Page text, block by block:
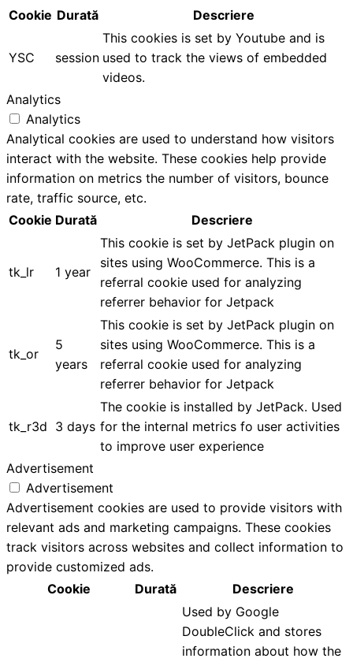
Cookie Durată Descriere
YSC session
This cookies is set by Youtube and is
used to track the views of embedded
videos.
Analytics
Analytics
Analytical cookies are used to understand how visitors
interact with the website. These cookies help provide
information on metrics the number of visitors, bounce
rate, traffic source, etc.
Cookie Durată Descriere
tk_lr 1 year
This cookie is set by JetPack plugin on
sites using WooCommerce. This is a
referral cookie used for analyzing
referrer behavior for Jetpack
tk_or
5
years
This cookie is set by JetPack plugin on
sites using WooCommerce. This is a
referral cookie used for analyzing
referrer behavior for Jetpack
tk_r3d 3 days
The cookie is installed by JetPack. Used
for the internal metrics fo user activities
to improve user experience
Advertisement
Advertisement
Advertisement cookies are used to provide visitors with
relevant ads and marketing campaigns. These cookies
track visitors across websites and collect information to
provide customized ads.
Cookie
Durată Descriere
Used by Google
DoubleClick and stores
information about how the